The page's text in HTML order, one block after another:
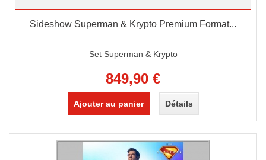
Sideshow Superman & Krypto Premium Format...
Set Superman & Krypto
849,90 €
Ajouter au panier Détails